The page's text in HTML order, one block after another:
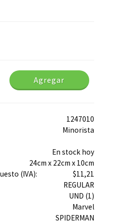
Agregar
1247010
Minorista
En stock hoy
24cm x 22cm x 10cm
(IVA):
$11,21
REGULAR
UND (1)
Marvel
SPIDERMAN